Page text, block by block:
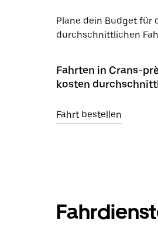
Plane dein Budget für
durchschnittlichen
Fahrten in Crans-
kosten
Fahrt bestellen